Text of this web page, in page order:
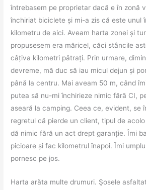
întrebasem pe proprietar dacă e în zonă
închiriat biciclete și mi-a zis că este unul
kilometru de aici. Aveam harta zonei și
propusesem era măricel, căci stâncile
câțiva kilometri pătrați. Prin urmare,
devreme, mă duc să iau micul dejun și
până la centru. Mai aveam 50 m, când
putea să nu-mi închirieze nimic fără CI,
aseară la camping. Ceea ce, evident, se
regretul că pierde un client, tipul de
dă nimic fără un act drept garanție. Îmi
picioare și fac kilometrul înapoi. Îmi
pornesc pe jos.
Harta arăta multe drumuri. Şosele